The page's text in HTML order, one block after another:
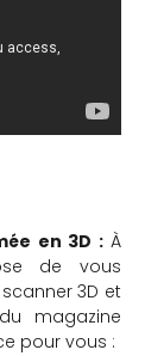
en 3D : À
de vous
3D et
magazine
pour vous :